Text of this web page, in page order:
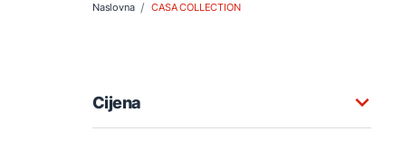
Naslovna CASA COLLECTION
Cijena